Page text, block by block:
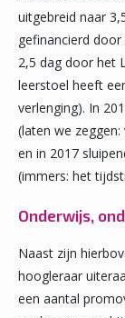
uitgebreid naar
gefinancierd door
2,5 dag door het
leerstoel heeft
verlenging). In
(laten we
en in 2017
(immers: het
Onderwijs,
Naast zijn
hoogleraar
een aantal